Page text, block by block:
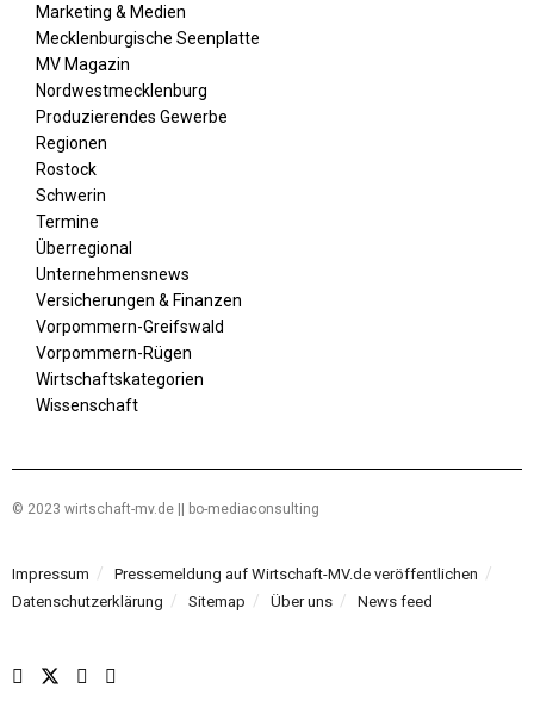
Marketing & Medien
Mecklenburgische Seenplatte
MV Magazin
Nordwestmecklenburg
Produzierendes Gewerbe
Regionen
Rostock
Schwerin
Termine
Überregional
Unternehmensnews
Versicherungen & Finanzen
Vorpommern-Greifswald
Vorpommern-Rügen
Wirtschaftskategorien
Wissenschaft
© 2023 wirtschaft-mv.de || bo-mediaconsulting
Impressum
Pressemeldung auf Wirtschaft-MV.de veröffentlichen
Datenschutzerklärung
Sitemap Über uns News feed